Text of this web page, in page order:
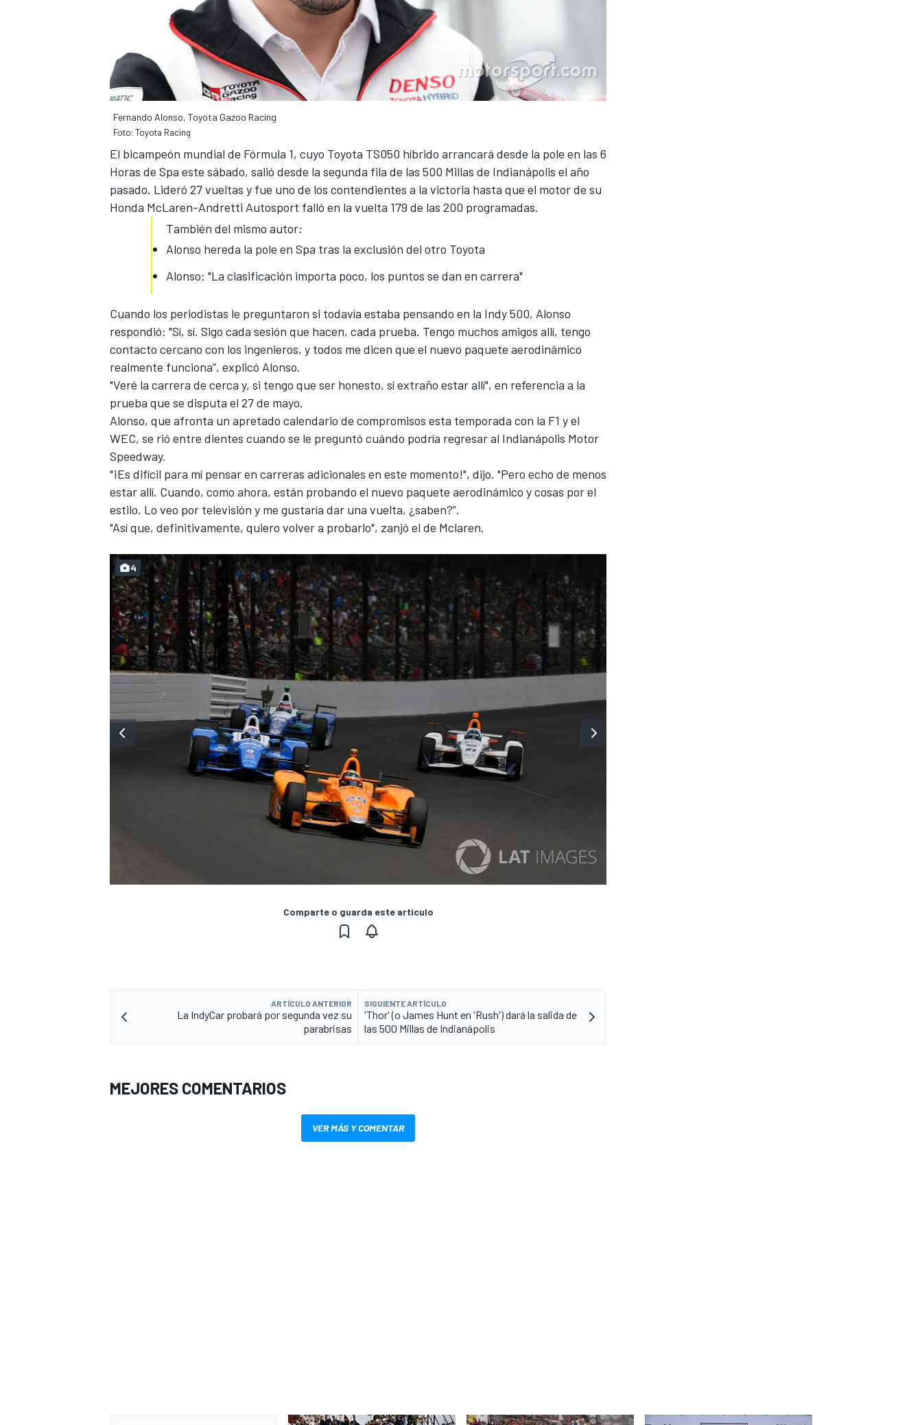
Fernando Alonso, Toyota Gazoo Racing
Foto: Toyota Racing
El bicampeón mundial de Fórmula 1, cuyo Toyota TS050 híbrido arrancará desde la pole en las 6
Horas de Spa este sábado, salió desde la segunda fila de las 500 Millas de Indianápolis el año
pasado. Lideró 27 vueltas y fue uno de los contendientes a la victoria hasta que el motor de su
Honda McLaren-Andretti Autosport falló en la vuelta 179 de las 200 programadas.
También del mismo autor:
Alonso hereda la pole en Spa tras la exclusión del otro Toyota
Alonso: "La clasificación importa poco, los puntos se dan en carrera"
Cuando los periodistas le preguntaron si todavía estaba pensando en la Indy 500, Alonso
respondió: "Sí, sí. Sigo cada sesión que hacen, cada prueba. Tengo muchos amigos allí, tengo
contacto cercano con los ingenieros, y todos me dicen que el nuevo paquete aerodinámico
realmente funciona”, explicó Alonso.
"Veré la carrera de cerca y, si tengo que ser honesto, sí extraño estar allí", en referencia a la
prueba que se disputa el 27 de mayo.
Alonso, que afronta un apretado calendario de compromisos esta temporada con la F1 y el
WEC, se rió entre dientes cuando se le preguntó cuándo podría regresar al Indianápolis Motor
Speedway.
"¡Es difícil para mí pensar en carreras adicionales en este momento!", dijo. "Pero echo de menos
estar allí. Cuando, como ahora, están probando el nuevo paquete aerodinámico y cosas por el
estilo. Lo veo por televisión y me gustaría dar una vuelta, ¿saben?”.
"Así que, definitivamente, quiero volver a probarlo", zanjó el de Mclaren.
4
Comparte o guarda este artículo
ARTÍCULO ANTERIOR
La IndyCar probará por segunda vez su
parabrisas
SIGUIENTE ARTÍCULO
'Thor' (o James Hunt en 'Rush') dará la salida de
las 500 Millas de Indianápolis
MEJORES COMENTARIOS
VER MÁS Y COMENTAR